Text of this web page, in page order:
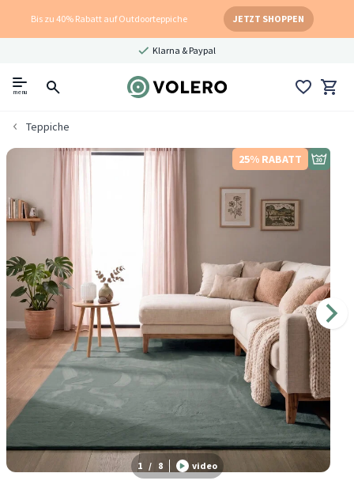
Bis zu 40% Rabatt auf Outdoorteppiche JETZT SHOPPEN
Klarna & Paypal
menu
Teppiche
25% RABATT
1 / 8 video